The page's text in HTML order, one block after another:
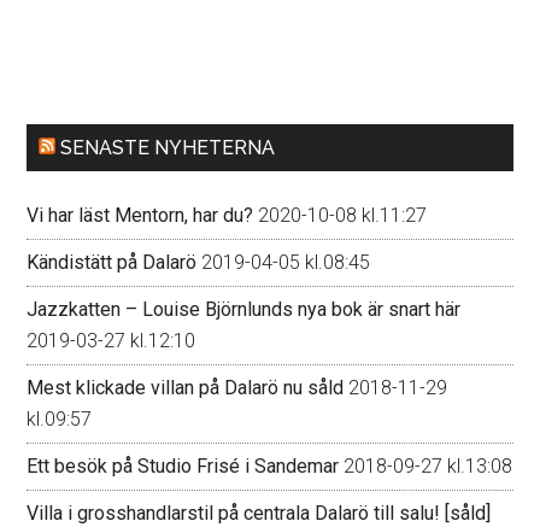
SENASTE NYHETERNA
Vi har läst Mentorn, har du? 2020-10-08 kl.11:27
Kändistätt på Dalarö 2019-04-05 kl.08:45
Jazzkatten – Louise Björnlunds nya bok är snart här
2019-03-27 kl.12:10
Mest klickade villan på Dalarö nu såld 2018-11-29
kl.09:57
Ett besök på Studio Frisé i Sandemar 2018-09-27 kl.13:08
Villa i grosshandlarstil på centrala Dalarö till salu! [såld]